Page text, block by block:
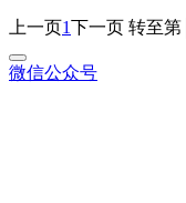
上一页 1 下一页 转至第
微信公众号